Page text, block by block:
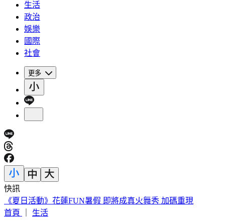
生活
政治
娛樂
國際
社會
更多
快訊
遠見天下創辦人高希均90歲辭世！「長壽5秘訣」曝 醫生也
認同